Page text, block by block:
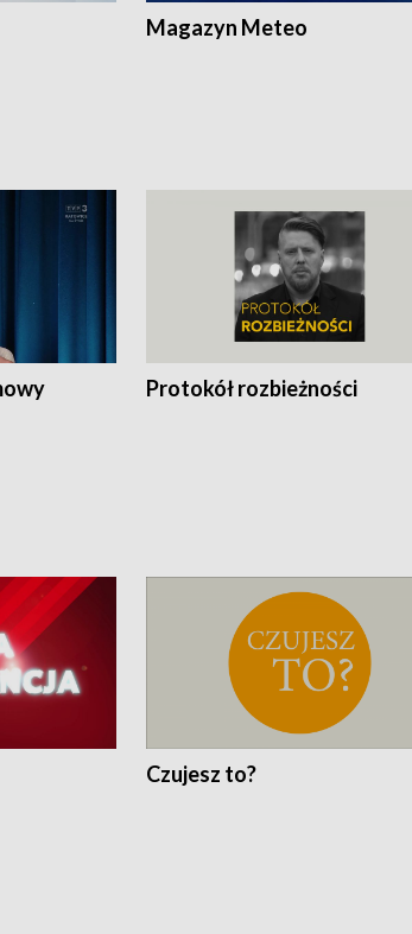
Magazyn Meteo
Protokół rozbieżności
Czujesz to?